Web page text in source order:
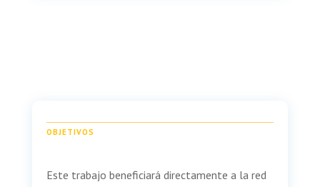
OBJETIVOS
Este trabajo beneficiará directamente a la red